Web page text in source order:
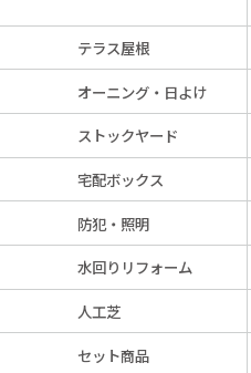
テラス屋根
オーニング・日よけ
ストックヤード
宅配ボックス
防犯・照明
水回りリフォーム
人工芝
セット商品